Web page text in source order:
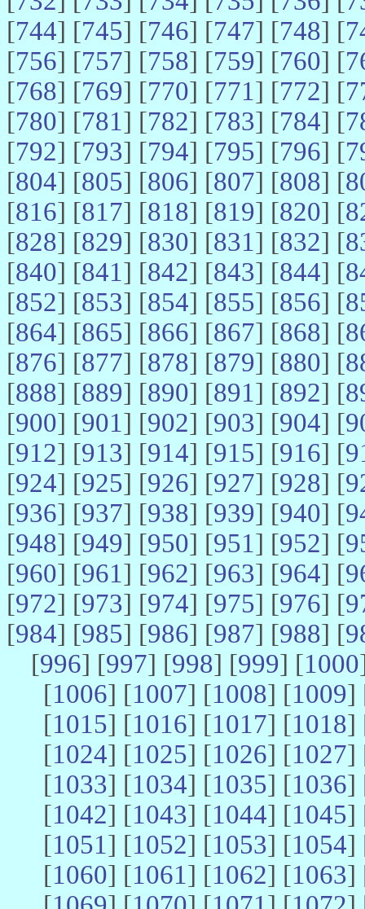
[744] [745] [746] [747] [748] [
[756] [757] [758] [759] [760] [
[768] [769] [770] [771] [772] [
[780] [781] [782] [783] [784] [
[792] [793] [794] [795] [796] [
[804] [805] [806] [807] [808] [
[816] [817] [818] [819] [820] [
[828] [829] [830] [831] [832] [
[840] [841] [842] [843] [844] [
[852] [853] [854] [855] [856] [
[864] [865] [866] [867] [868] [
[876] [877] [878] [879] [880] [
[888] [889] [890] [891] [892] [
[900] [901] [902] [903] [904] [
[912] [913] [914] [915] [916] [
[924] [925] [926] [927] [928] [
[936] [937] [938] [939] [940] [
[948] [949] [950] [951] [952] [
[960] [961] [962] [963] [964] [
[972] [973] [974] [975] [976] [
[984] [985] [986] [987] [988] [
[996] [997] [998] [999] [1000
[1006] [1007] [1008] [1009]
[1015] [1016] [1017] [1018]
[1024] [1025] [1026] [1027]
[1033] [1034] [1035] [1036]
[1042] [1043] [1044] [1045]
[1051] [1052] [1053] [1054]
[1060] [1061] [1062] [1063]